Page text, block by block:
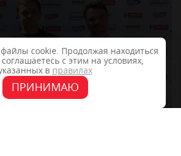
cookie. Продолжая находиться
с этим на условиях,
в правилах
ПРИНИМАЮ